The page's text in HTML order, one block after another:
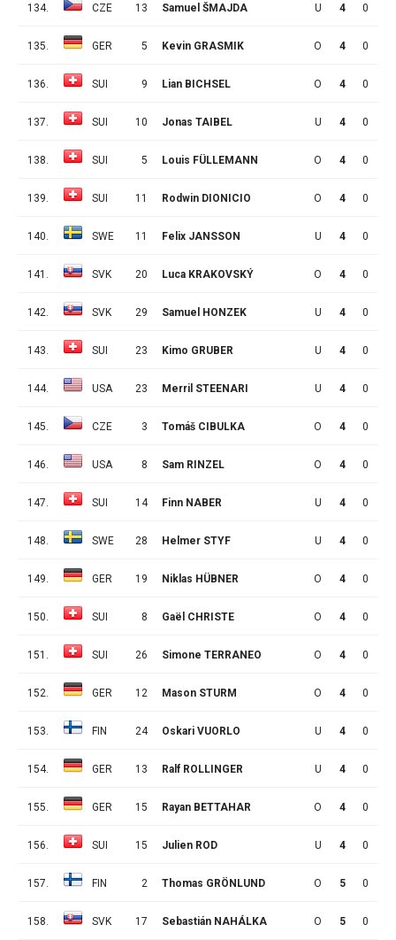
134. CZE 13 Samuel ŠMAJDA U 4 0
135. GER 5 Kevin GRASMIK O 4 0
136. SUI 9 Lian BICHSEL O 4 0
137. SUI 10 Jonas TAIBEL U 4 0
138. SUI 5 Louis FÜLLEMANN O 4 0
139. SUI 11 Rodwin DIONICIO O 4 0
140. SWE 11 Felix JANSSON U 4 0
141. SVK 20 Luca KRAKOVSKÝ O 4 0
142. SVK 29 Samuel HONZEK U 4 0
143. SUI 23 Kimo GRUBER U 4 0
144. USA 23 Merril STEENARI U 4 0
145. CZE 3 Tomáš CIBULKA O 4 0
146. USA 8 Sam RINZEL O 4 0
147. SUI 14 Finn NABER U 4 0
148. SWE 28 Helmer STYF U 4 0
149. GER 19 Niklas HÜBNER O 4 0
150. SUI 8 Gaël CHRISTE O 4 0
151. SUI 26 Simone TERRANEO O 4 0
152. GER 12 Mason STURM O 4 0
153. FIN 24 Oskari VUORLO U 4 0
154. GER 13 Ralf ROLLINGER U 4 0
155. GER 15 Rayan BETTAHAR O 4 0
156. SUI 15 Julien ROD U 4 0
157. FIN 2 Thomas GRÖNLUND O 5 0
158. SVK 17 Sebastián NAHÁLKA O 5 0